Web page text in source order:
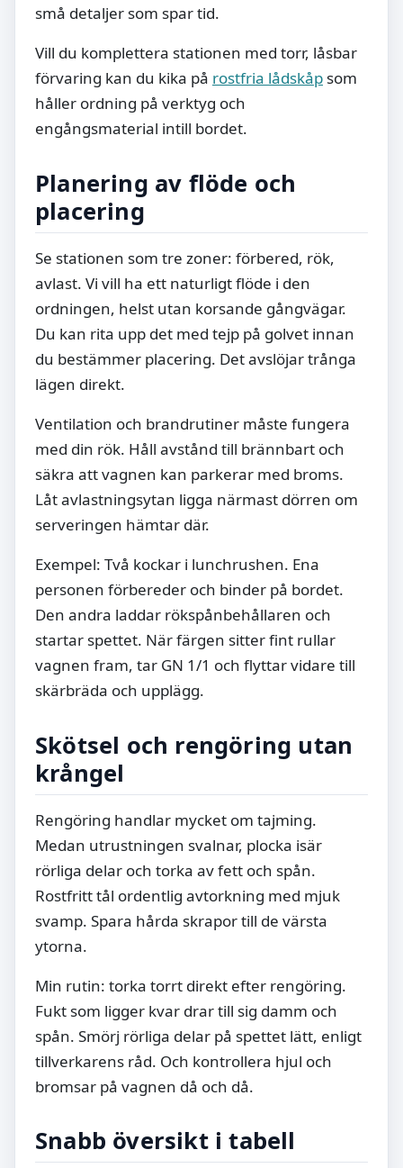
små detaljer som spar tid.
Vill du komplettera stationen med torr, låsbar
förvaring kan du kika på rostfria lådskåp som
håller ordning på verktyg och
engångsmaterial intill bordet.
Planering av flöde och
placering
Se stationen som tre zoner: förbered, rök,
avlast. Vi vill ha ett naturligt flöde i den
ordningen, helst utan korsande gångvägar.
Du kan rita upp det med tejp på golvet innan
du bestämmer placering. Det avslöjar trånga
lägen direkt.
Ventilation och brandrutiner måste fungera
med din rök. Håll avstånd till brännbart och
säkra att vagnen kan parkerar med broms.
Låt avlastningsytan ligga närmast dörren om
serveringen hämtar där.
Exempel: Två kockar i lunchrushen. Ena
personen förbereder och binder på bordet.
Den andra laddar rökspånbehållaren och
startar spettet. När färgen sitter fint rullar
vagnen fram, tar GN 1/1 och flyttar vidare till
skärbräda och upplägg.
Skötsel och rengöring utan
krångel
Rengöring handlar mycket om tajming.
Medan utrustningen svalnar, plocka isär
rörliga delar och torka av fett och spån.
Rostfritt tål ordentlig avtorkning med mjuk
svamp. Spara hårda skrapor till de värsta
ytorna.
Min rutin: torka torrt direkt efter rengöring.
Fukt som ligger kvar drar till sig damm och
spån. Smörj rörliga delar på spettet lätt, enligt
tillverkarens råd. Och kontrollera hjul och
bromsar på vagnen då och då.
Snabb översikt i tabell